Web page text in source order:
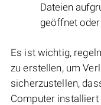
Dateien
geöffnet
Es ist wichtig,
zu erstellen, um
sicherzustellen,
Computer installiert